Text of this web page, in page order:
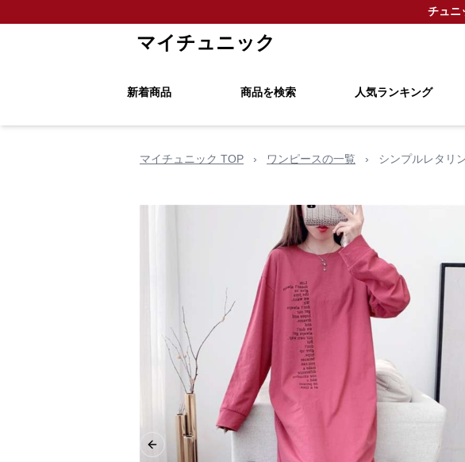
チュニ
マイチュニック
新着商品 商品を検索 人気ランキング
マイチュニック TOP › ワンピースの一覧 › シンプルレタリ
Previous slide